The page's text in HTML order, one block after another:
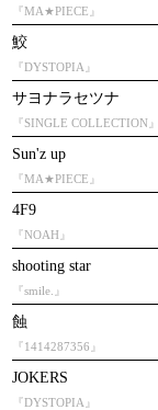
『MA★PIECE』
鮫
『DYSTOPIA』
サヨナラセツナ
『SINGLE COLLECTION』
Sun'z up
『MA★PIECE』
4F9
『NOAH』
shooting star
『smile.』
蝕
『1414287356』
JOKERS
『DYSTOPIA』